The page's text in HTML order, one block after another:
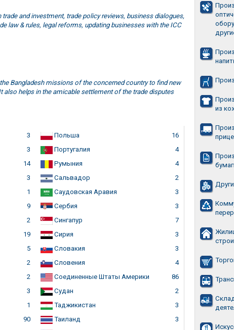
and investment, trade policy reviews, business dialogues,
law & rules, legal reforms, updating businesses with the ICC
Bangladesh missions of the concerned country to find new
helps in the amicable settlement of the trade disputes
3
3
14
3
1
9
2
19
5
2
2
3
1
90
Польша
16
Португалия
4
Румыния
4
Сальвадор
2
Саудовская Аравия
3
Сербия
3
Сингапур
7
Сирия
3
Словакия
3
Словения
4
Соединенные Штаты Америки
86
Судан
2
Таджикистан
3
Таиланд
3
из